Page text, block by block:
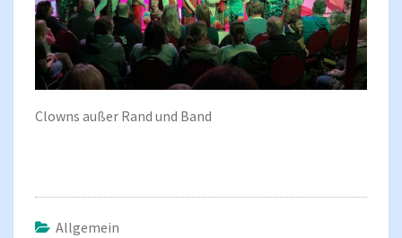
Clowns außer Rand und Band
Allgemein